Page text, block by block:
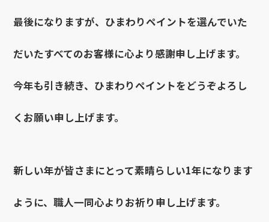
最後になりますが、ひまわりペイントを選んでいた
だいたすべてのお客様に心より感謝申し上げます。
今年も引き続き、ひまわりペイントをどうぞよろし
くお願い申し上げます。
新しい年が皆さまにとって素晴らしい1年になります
ように、職人一同心よりお祈り申し上げます。